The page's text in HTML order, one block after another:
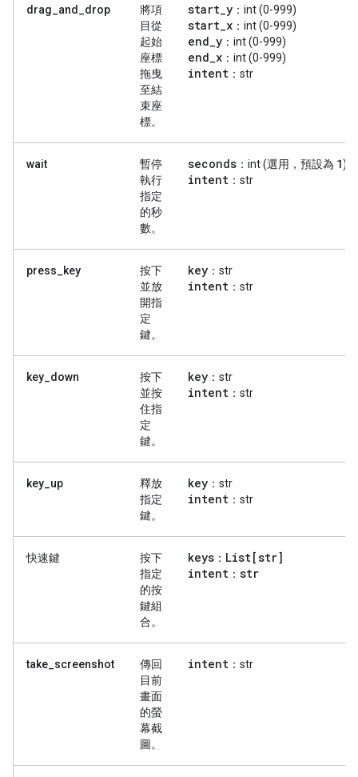
drag_and_drop
將項
目從
起始
座標
拖曳
至結
束座
標。
start_y ：int (0-999)
start_x ：int (0-999)
end_y ：int (0-999)
end_x ：int (0-999)
intent ：str
wait
暫停
執行
指定
的秒
數。
seconds ：int (選用，預設為 1)
intent ：str
press_key
按下
並放
開指
定
鍵。
key ：str
intent ：str
key_down
按下
並按
住指
定
鍵。
key ：str
intent ：str
key_up
釋放
指定
鍵。
key ：str
intent ：str
快速鍵
按下
指定
的按
鍵組
合。
keys ： List[str]
intent ： str
take_screenshot
傳回
目前
畫面
的螢
幕截
圖。
intent ：str